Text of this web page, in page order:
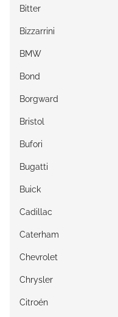
Bitter
Bizzarrini
BMW
Bond
Borgward
Bristol
Bufori
Bugatti
Buick
Cadillac
Caterham
Chevrolet
Chrysler
Citroén